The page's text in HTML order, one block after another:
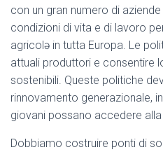
con un gran numero di
condizioni di vita e di lavoro
agricolə in tutta Europa. Le
attuali produttori e consentire
sostenibili. Queste politiche
rinnovamento generazionale,
giovani possano accedere
Dobbiamo costruire ponti di